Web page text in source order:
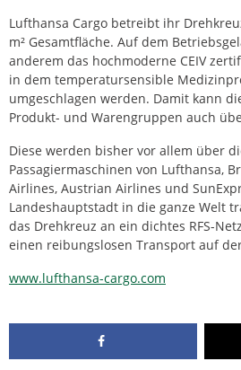
Lufthansa Cargo betreibt ihr
m² Gesamtfläche. Auf dem
anderem das hochmoderne CEIV
in dem temperatursensible
umgeschlagen werden. Damit kann
Produkt- und Warengruppen auch
Diese werden bisher vor allem über
Passagiermaschinen von Lufthansa,
Airlines, Austrian Airlines und
Landeshauptstadt in die ganze Welt
das Drehkreuz an ein dichtes RFS-
einen reibungslosen Transport auf
www.lufthansa-cargo.com